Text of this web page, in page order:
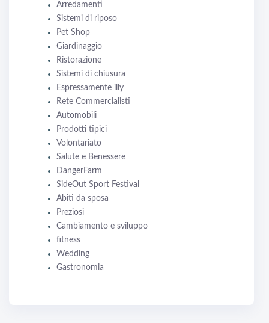
Arredamenti
Sistemi di riposo
Pet Shop
Giardinaggio
Ristorazione
Sistemi di chiusura
Espressamente illy
Rete Commercialisti
Automobili
Prodotti tipici
Volontariato
Salute e Benessere
DangerFarm
SideOut Sport Festival
Abiti da sposa
Preziosi
Cambiamento e sviluppo
fitness
Wedding
Gastronomia